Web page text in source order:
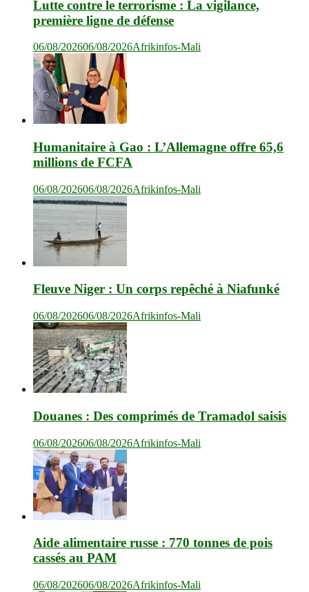
Lutte contre le terrorisme : La vigilance,
première ligne de défense
06/08/202606/08/2026Afrikinfos-Mali
Humanitaire à Gao : L’Allemagne offre 65,6
millions de FCFA
06/08/202606/08/2026Afrikinfos-Mali
Fleuve Niger : Un corps repêché à Niafunké
06/08/202606/08/2026Afrikinfos-Mali
Douanes : Des comprimés de Tramadol saisis
06/08/202606/08/2026Afrikinfos-Mali
Aide alimentaire russe : 770 tonnes de pois
cassés au PAM
06/08/202606/08/2026Afrikinfos-Mali